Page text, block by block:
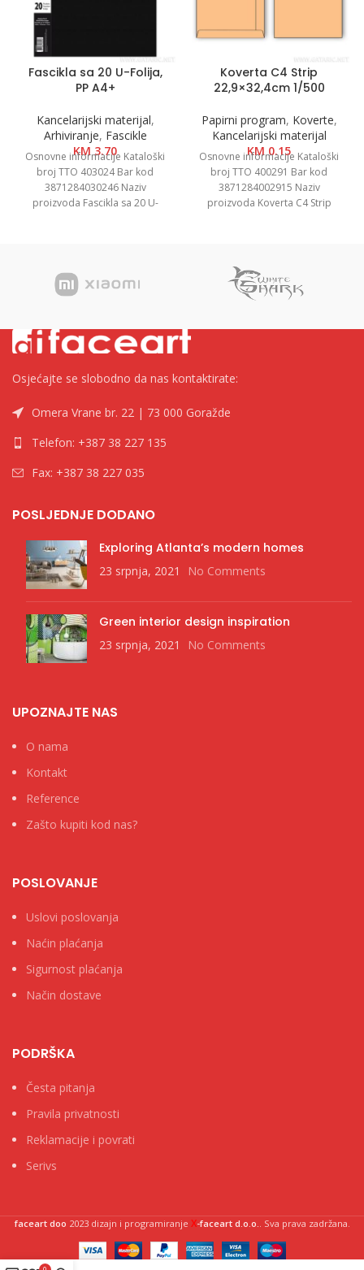
Fascikla sa 20 U-Folija,
PP A4+
Kancelarijski materijal,
Arhiviranje, Fascikle
KM3.70
Osnovne informacije Kataloški
broj TTO 403024 Bar kod
3871284030246 Naziv
proizvoda Fascikla sa 20 U-
Koverta C4 Strip
22,9×32,4cm 1/500
Papirni program, Koverte,
Kancelarijski materijal
KM0.15
Osnovne informacije Kataloški
broj TTO 400291 Bar kod
3871284002915 Naziv
proizvoda Koverta C4 Strip
Osjećajte se slobodno da nas kontaktirate:
Omera Vrane br. 22 | 73 000 Goražde
Telefon: +387 38 227 135
Fax: +387 38 227 035
POSLJEDNJE DODANO
Exploring Atlanta’s modern homes
23 srpnja, 2021 No Comments
Green interior design inspiration
23 srpnja, 2021 No Comments
UPOZNAJTE NAS
O nama
Kontakt
Reference
Zašto kupiti kod nas?
POSLOVANJE
Uslovi poslovanja
Naćin plaćanja
Sigurnost plaćanja
Način dostave
PODRŠKA
Česta pitanja
Pravila privatnosti
Reklamacije i povrati
Serivs
faceart doo 2023 dizajn i programiranje X-faceart d.o.o.. Sva prava zadržana.